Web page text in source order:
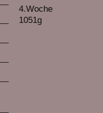
4.Woche
1051g